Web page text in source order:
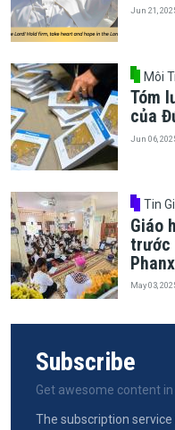
Jun 21,
Môi
Tóm
của
Jun 06,
Tin
Giáo
trước
May 03,
Subscribe
Get awesome content in
The subscription